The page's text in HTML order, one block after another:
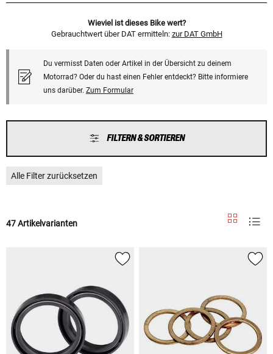
Wieviel ist dieses Bike wert?
Gebrauchtwert über DAT ermitteln: zur DAT GmbH
Du vermisst Daten oder Artikel in der Übersicht zu deinem
Motorrad? Oder du hast einen Fehler entdeckt? Bitte informiere
uns darüber. Zum Formular
FILTERN & SORTIEREN
Alle Filter zurücksetzen
47 Artikelvarianten